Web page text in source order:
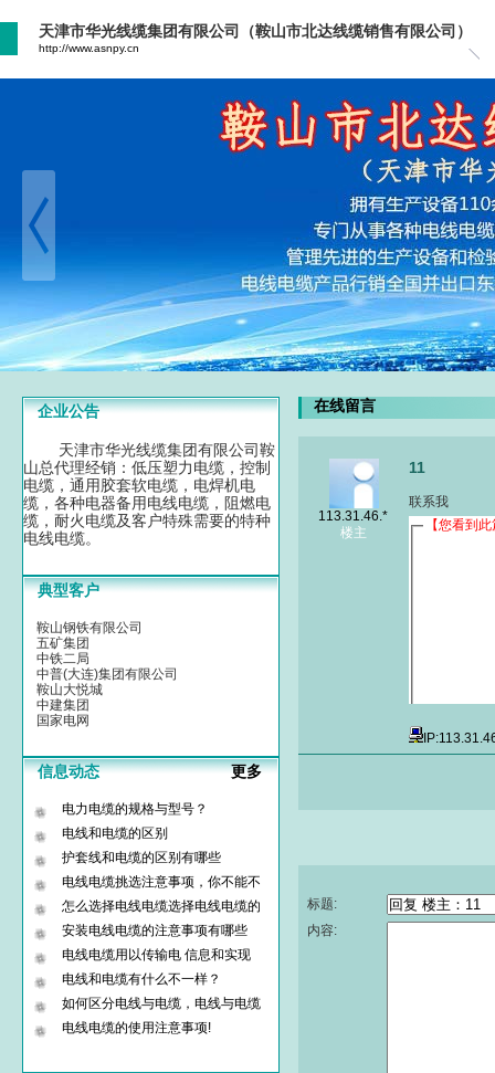
天津市华光线缆集团有限公司（鞍山市北达线缆销售有限公司）
http://www.asnpy.cn
企业公告
天津市华光线缆集团有限公司鞍
山总代理经销：低压塑力电缆，控制
电缆，通用胶套软电缆，电焊机电
缆，各种电器备用电线电缆，阻燃电
缆，耐火电缆及客户特殊需要的特种
电线电缆。
典型客户
鞍山钢铁有限公司
五矿集团
中铁二局
中普(大连)集团有限公司
鞍山大悦城
中建集团
国家电网
更多
信息动态
电力电缆的规格与型号？
电线和电缆的区别
护套线和电缆的区别有哪些
电线电缆挑选注意事项，你不能不
怎么选择电线电缆选择电线电缆的
安装电线电缆的注意事项有哪些
电线电缆用以传输电 信息和实现
电线和电缆有什么不一样？
如何区分电线与电缆，电线与电缆
电线电缆的使用注意事项!
在线留言
113.31.46.*
楼主
11
联系我
标题:
内容: